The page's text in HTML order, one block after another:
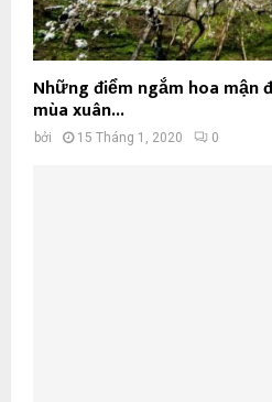
Những điểm ngắm hoa mận
mùa xuân...
bởi 15 Tháng 1, 2020 0